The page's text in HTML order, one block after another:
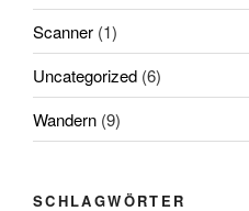
Scanner (1)
Uncategorized (6)
Wandern (9)
SCHLAGWÖRTER